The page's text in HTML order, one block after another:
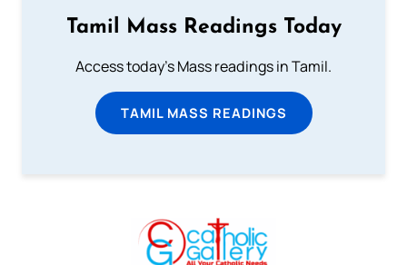
Tamil Mass Readings Today
Access today's Mass readings in Tamil.
TAMIL MASS READINGS